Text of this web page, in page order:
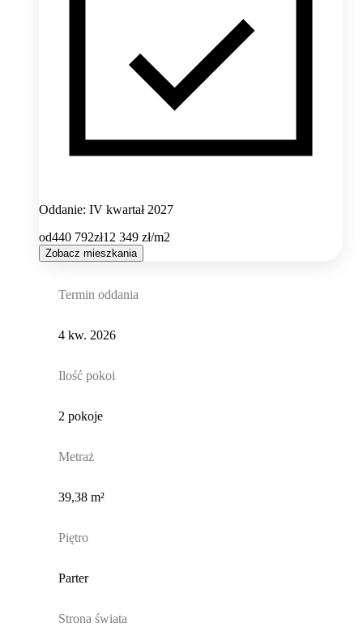
Oddanie: IV kwartał 2027
od440 792zł12 349 zł/m2
Zobacz mieszkania
Termin oddania
4 kw. 2026
Ilość pokoi
2 pokoje
Metraż
39,38 m²
Piętro
Parter
Strona świata